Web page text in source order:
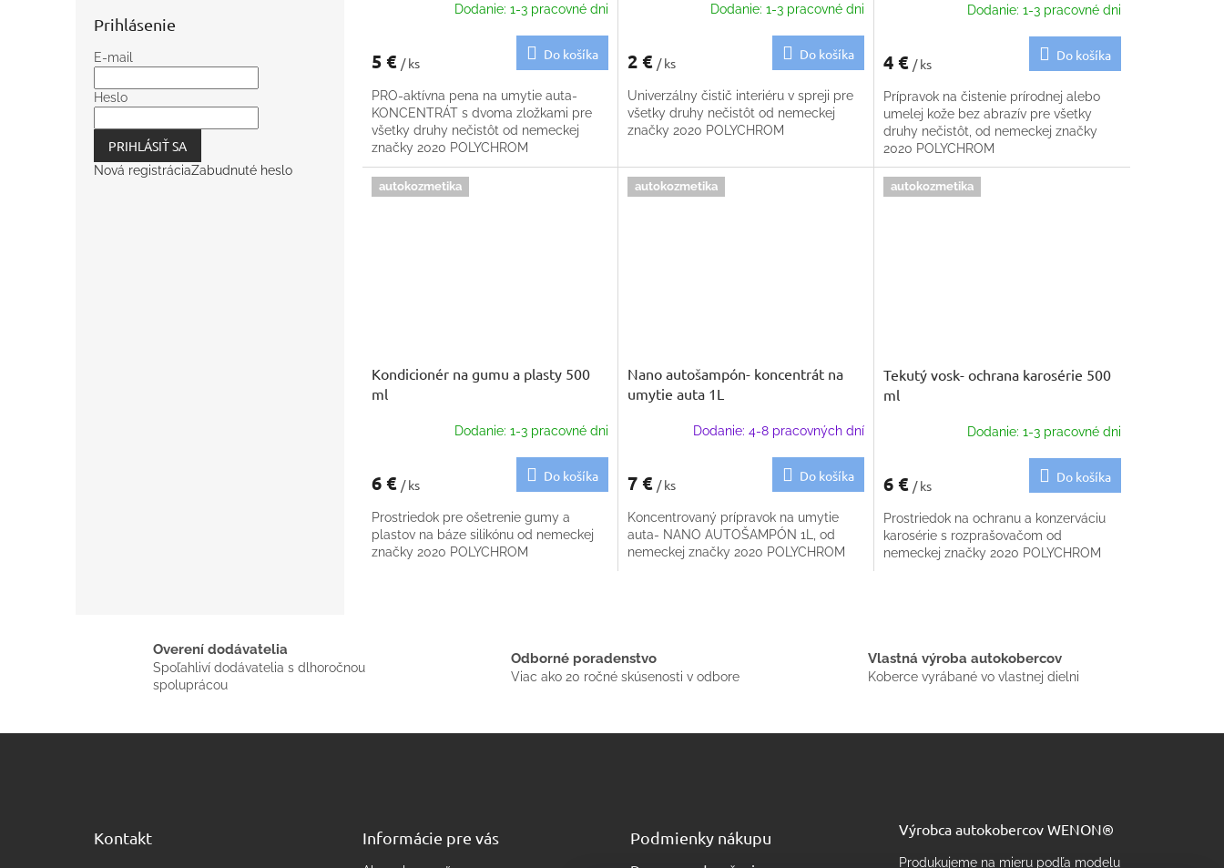
Prihlásenie
E-mail
Heslo
PRIHLÁSIŤ SA
Nová registráciaZabudnuté heslo
Dodanie: 1-3 pracovné dni
5 € / ks
Do košíka
PRO-aktívna pena na umytie auta-
KONCENTRÁT s dvoma zložkami pre
všetky druhy nečistôt od nemeckej
značky 2020 POLYCHROM
Dodanie: 1-3 pracovné dni
2 € / ks
Do košíka
Univerzálny čistič interiéru v spreji pre
všetky druhy nečistôt od nemeckej
značky 2020 POLYCHROM
Dodanie: 1-3 pracovné dni
4 € / ks
Do košíka
Prípravok na čistenie prírodnej alebo
umelej kože bez abrazív pre všetky
druhy nečistôt, od nemeckej značky
2020 POLYCHROM
autokozmetika
Kondicionér na gumu a plasty 500
ml
Dodanie: 1-3 pracovné dni
6 € / ks
Do košíka
Prostriedok pre ošetrenie gumy a
plastov na báze silikónu od nemeckej
značky 2020 POLYCHROM
autokozmetika
Nano autošampón- koncentrát na
umytie auta 1L
Dodanie: 4-8 pracovných dní
7 € / ks
Do košíka
Koncentrovaný prípravok na umytie
auta- NANO AUTOŠAMPÓN 1L, od
nemeckej značky 2020 POLYCHROM
autokozmetika
Tekutý vosk- ochrana karosérie 500
ml
Dodanie: 1-3 pracovné dni
6 € / ks
Do košíka
Prostriedok na ochranu a konzerváciu
karosérie s rozprašovačom od
nemeckej značky 2020 POLYCHROM
e
v
Overení dodávatelia
Spoľahliví dodávatelia s dlhoročnou
spoluprácou
Odborné poradenstvo
Viac ako 20 ročné skúsenosti v odbore
Vlastná výroba autokobercov
Koberce vyrábané vo vlastnej dielni
Kontakt Informácie pre vás Podmienky nákupu Výrobca autokobercov WENON®
Produkujeme na mieru podľa modelu